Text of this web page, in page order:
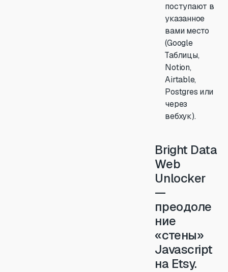
поступают в
указанное
вами место
(Google
Таблицы,
Notion,
Airtable,
Postgres или
через
вебхук).
Bright Data
Web
Unlocker
—
преодоле
ние
«стены»
Javascript
на Etsy.